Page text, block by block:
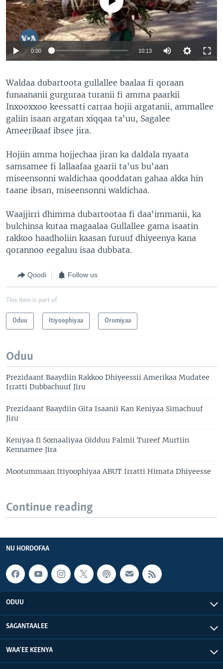
0:00 10:13
Waldaa dubartoota gullallee baalaa fi qoraan
funaananii gurguraa turanii fi amma paarkii
Inxooxxoo keessatti carraa hojii argatanii, ammallee
galiin isaan argatan xiqqaa ta'uu, Sagalee
Ameerikaaf ibsee jira.
Hojiin amma hojjechaa jiran ka daldala nyaata
samsamee fi lallaafaa gaarii ta'us bu'aan
miseensonni waldichaa qooddatan gahaa akka hin
taane ibsan, miseensonni waldichaa.
Waajjirri dhimma dubartootaa fi daa'immanii, ka
bulchinsa kutaa magaalaa Gullallee gama isaatin
rakkoo haadholiin kaasan furuuf dhiyeenya kana
qorannoo eegaluu isaa dubbata.
Qoodi Follow us
This item is part of
Oduu Itiyoophiyaa Oromiyaa
Oduu
Prezidaant Baaydiin Rakkoo Dhiyeessii Amerikaa Mudatee
Irratti Dubbachuuf Jiru
Prezidaant Baaydiin Gita Isaanii Kan Keniyaa Simachuuf
Jiru
Keniyaa fi Somaaliyaa Gidduu Falmii Tureef Murtiin
Kennamee Jira
Mootummaan Itiyoophiyaa ABUT Irratti Himata Dhiyeesse
Continue reading
NU HORDOFAA
ODUU
SAGANTAALEE
WAA’EE KEENYA